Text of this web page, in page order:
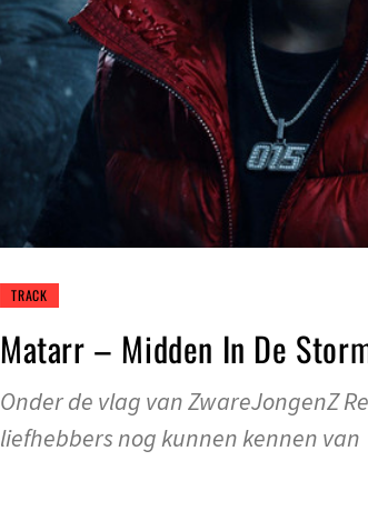
TRACK
Matarr – Midden In De
Onder de vlag van ZwareJongenZ
liefhebbers nog kunnen kennen van